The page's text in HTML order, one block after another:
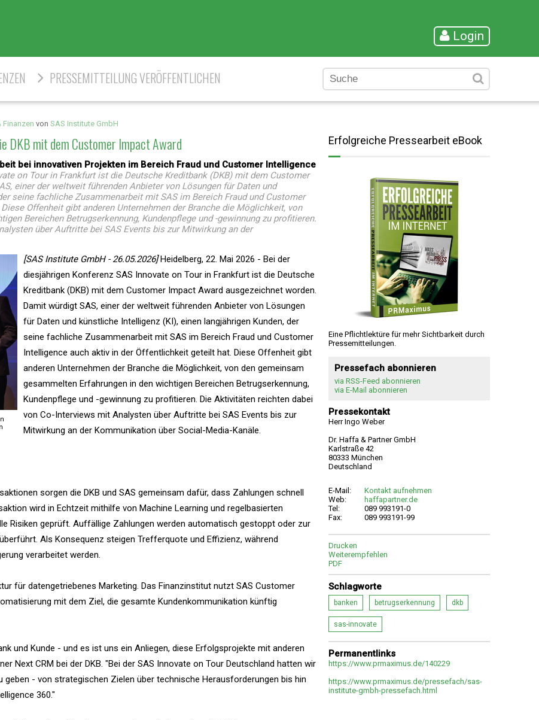
Login
PRESSEMITTEILUNG VERÖFFENTLICHEN
von SAS Institute GmbH
DKB mit dem Customer Impact Award
bei innovativen Projekten im Bereich Fraud und Customer Intelligence
on Tour in Frankfurt ist die Deutsche Kreditbank (DKB) mit dem Customer
einer der weltweit führenden Anbieter von Lösungen für Daten und
seine fachliche Zusammenarbeit mit SAS im Bereich Fraud und Customer
Offenheit gibt anderen Unternehmen der Branche die Möglichkeit, von
Bereichen Betrugserkennung, Kundenpflege und -gewinnung zu profitieren.
über Auftritte bei SAS Events bis zur Mitwirkung an der
[SAS Institute GmbH - 26.05.2026]Heidelberg, 22. Mai 2026 - Bei der
diesjährigen Konferenz SAS Innovate on Tour in Frankfurt ist die Deutsche
Kreditbank (DKB) mit dem Customer Impact Award ausgezeichnet worden.
Damit würdigt SAS, einer der weltweit führenden Anbieter von Lösungen
für Daten und künstliche Intelligenz (KI), einen langjährigen Kunden, der
seine fachliche Zusammenarbeit mit SAS im Bereich Fraud und Customer
Intelligence auch aktiv in der Öffentlichkeit geteilt hat. Diese Offenheit gibt
anderen Unternehmen der Branche die Möglichkeit, von den gemeinsam
gesammelten Erfahrungen in den wichtigen Bereichen Betrugserkennung,
Kundenpflege und -gewinnung zu profitieren. Die Aktivitäten reichten dabei
von Co-Interviews mit Analysten über Auftritte bei SAS Events bis zur
Mitwirkung an der Kommunikation über Social-Media-Kanäle.
sorgen die DKB und SAS gemeinsam dafür, dass Zahlungen schnell
wird in Echtzeit mithilfe von Machine Learning und regelbasierten
Risiken geprüft. Auffällige Zahlungen werden automatisch gestoppt oder zur
Als Konsequenz steigen Trefferquote und Effizienz, während
verarbeitet werden.
für datengetriebenes Marketing. Das Finanzinstitut nutzt SAS Customer
mit dem Ziel, die gesamte Kundenkommunikation künftig
und Kunde - und es ist uns ein Anliegen, diese Erfolgsprojekte mit anderen
Next CRM bei der DKB. "Bei der SAS Innovate on Tour Deutschland hatten wir
geben - von strategischen Zielen über technische Herausforderungen bis hin
360."
Erfolgreiche Pressearbeit eBook
Eine Pflichtlektüre für mehr Sichtbarkeit durch
Pressemitteilungen.
Pressefach abonnieren
via RSS-Feed abonnieren
via E-Mail abonnieren
Pressekontakt
Herr Ingo Weber
Dr. Haffa & Partner GmbH
Karlstraße 42
80333 München
Deutschland
E-Mail:
Kontakt aufnehmen
Web:
haffapartner.de
Tel:
089 993191-0
Fax:
089 993191-99
Drucken
Weiterempfehlen
PDF
Schlagworte
banken betrugserkennung dkb
sas-innovate
Permanentlinks
https://www.prmaximus.de/140229
https://www.prmaximus.de/pressefach/sas-
institute-gmbh-pressefach.html